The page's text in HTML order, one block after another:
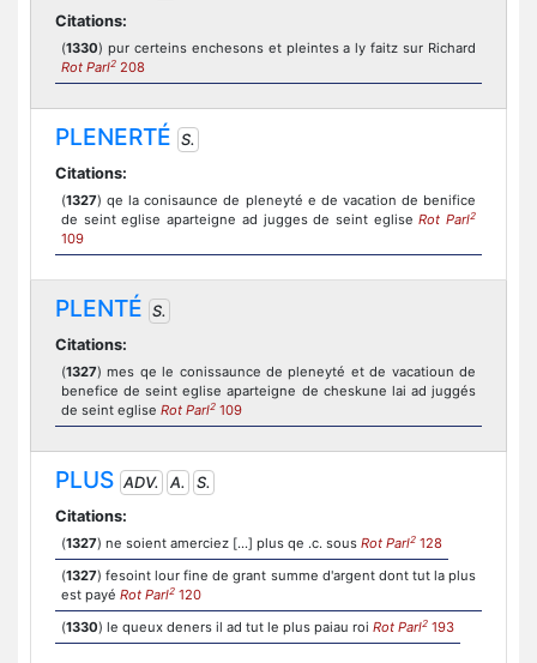
Citations:
(1330) pur certeins enchesons et pleintes a ly faitz sur Richard
Rot Parl2 208
PLENERTÉ S.
Citations:
(1327) qe la conisaunce de pleneyté e de vacation de benifice
de seint eglise aparteigne ad jugges de seint egliseRot Parl2
109
PLENTÉ S.
Citations:
(1327) mes qe le conissaunce de pleneyté et de vacatioun de
benefice de seint eglise aparteigne de cheskune lai ad juggés
de seint eglise Rot Parl2 109
PLUS ADV. A.
S.
Citations:
(1327) ne soient amerciez [...] plus qe .c. sous Rot Parl2 128
(1327) fesoint lour fine de grant summe d'argent dont tut la plus
est payé Rot Parl2 120
(1330) le queux deners il ad tut le plus paiau roi Rot Parl2 193